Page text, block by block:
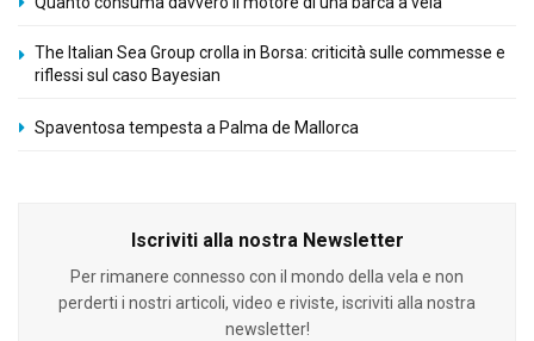
The Italian Sea Group crolla in Borsa: criticità sulle commesse e
riflessi sul caso Bayesian
Spaventosa tempesta a Palma de Mallorca
Iscriviti alla nostra Newsletter
Per rimanere connesso con il mondo della vela e non
perderti i nostri articoli, video e riviste, iscriviti alla nostra
newsletter!